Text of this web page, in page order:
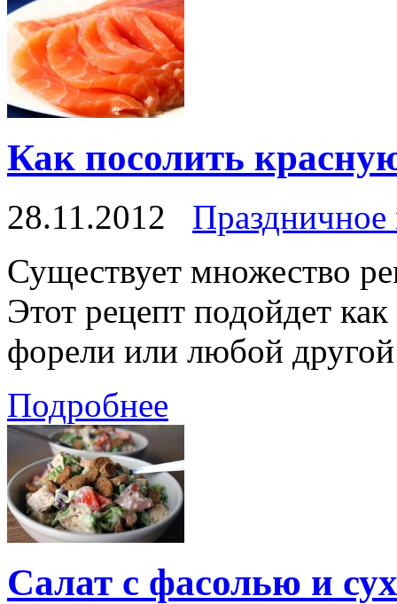
Как посолить
28.11.2012
Существует множество
Этот рецепт подойдет
форели или любой
Подробнее
Салат с фасолью и